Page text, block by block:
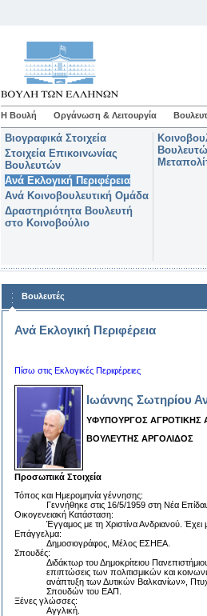
Η Βουλή Οργάνωση & Λειτουργία
Βιογραφικά Στοιχεία
Στοιχεία Επικοινωνίας
Βουλευτών
Ανά Εκλογική Περιφέρεια
Ανά Κοινοβουλευτική Ομάδα
Δραστηριότητα Βουλευτή
στο Κοινοβούλιο
Βουλευτές
Ανά Εκλογική Περιφέρεια
Πίσω στις Εκλογικές Περιφέρειες
Ιωάννης Σωτηρίου
ΥΦΥΠΟΥΡΓΟΣ ΑΓΡΟΤΙΚΗΣ
ΒΟΥΛΕΥΤΗΣ ΑΡΓΟΛΙΔΟΣ
Προσωπικά Στοιχεία
Τόπος και Ημερομηνία γέννησης:
Γεννήθηκε στις 16/5/1959 στη Νέα
Οικογενειακή Κατάσταση:
Έγγαμος με τη Χριστίνα Ανδριανού. Έχει
Επάγγελμα:
Δημοσιογράφος, Μέλος ΕΣΗΕΑ.
Σπουδές:
Διδάκτωρ του Δημοκρίτειου
επιπτώσεις των πολιτισμικών και
ανάπτυξη των Δυτικών Βαλκανίων»,
Σπουδών του ΕΑΠ.
Ξένες γλώσσες:
Αγγλική.